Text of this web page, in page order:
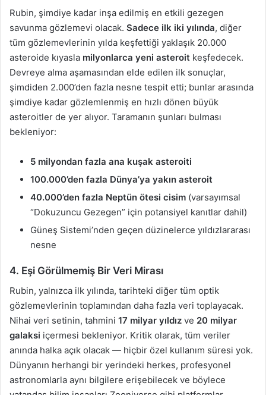
Rubin, şimdiye kadar inşa edilmiş en etkili gezegen
savunma gözlemevi olacak. Sadece ilk iki yılında, diğer
tüm gözlemevlerinin yılda keşfettiği yaklaşık 20.000
asteroide kıyasla milyonlarca yeni asteroit keşfedecek.
Devreye alma aşamasından elde edilen ilk sonuçlar,
şimdiden 2.000’den fazla nesne tespit etti; bunlar arasında
şimdiye kadar gözlemlenmiş en hızlı dönen büyük
asteroitler de yer alıyor. Taramanın şunları bulması
bekleniyor:
5 milyondan fazla ana kuşak asteroiti
100.000’den fazla Dünya’ya yakın asteroit
40.000’den fazla Neptün ötesi cisim (varsayımsal
“Dokuzuncu Gezegen” için potansiyel kanıtlar dahil)
Güneş Sistemi’nden geçen düzinelerce yıldızlararası
nesne
4. Eşi Görülmemiş Bir Veri Mirası
Rubin, yalnızca ilk yılında, tarihteki diğer tüm optik
gözlemevlerinin toplamından daha fazla veri toplayacak.
Nihai veri setinin, tahmini 17 milyar yıldız ve 20 milyar
galaksi içermesi bekleniyor. Kritik olarak, tüm veriler
anında halka açık olacak — hiçbir özel kullanım süresi yok.
Dünyanın herhangi bir yerindeki herkes, profesyonel
astronomlarla aynı bilgilere erişebilecek ve böylece